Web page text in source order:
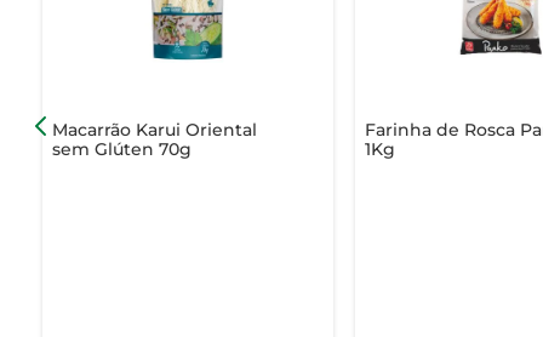
essa deliciosa opção e surpreenda-se com a
Macarrão Karui Oriental
sem Glúten 70g
Farinha de Rosca
1Kg